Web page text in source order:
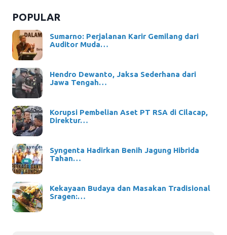
POPULAR
Sumarno: Perjalanan Karir Gemilang dari
Auditor Muda…
Hendro Dewanto, Jaksa Sederhana dari
Jawa Tengah…
Korupsi Pembelian Aset PT RSA di Cilacap,
Direktur…
Syngenta Hadirkan Benih Jagung Hibrida
Tahan…
Kekayaan Budaya dan Masakan Tradisional
Sragen:…